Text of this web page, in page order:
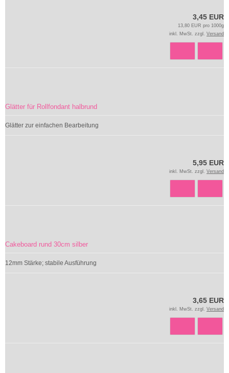
3,45 EUR
13,80 EUR pro 1000g
inkl. MwSt. zzgl. Versand
Glätter für Rollfondant halbrund
Glätter zur einfachen Bearbeitung
5,95 EUR
inkl. MwSt. zzgl. Versand
Cakeboard rund 30cm silber
12mm Stärke; stabile Ausführung
3,65 EUR
inkl. MwSt. zzgl. Versand